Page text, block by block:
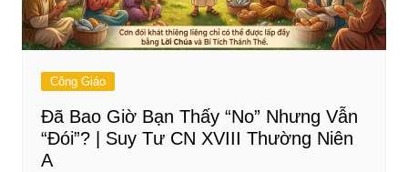
Công Giáo
Đã Bao Giờ Bạn Thấy “No” Nhưng Vẫn
“Đói”? | Suy Tư CN XVIII Thường Niên
A